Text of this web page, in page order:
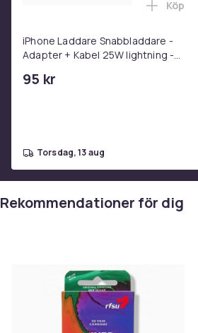
Vikt, gram
118
Artikel.nr.
308cf0ac-8472-42fc-a04c-
iPhone Laddare Snabbladdare -
Adapter + Kabel 25W lightning -
95 kr
Lägg
Köp
torsdag, 13 aug
Rekommendationer för dig